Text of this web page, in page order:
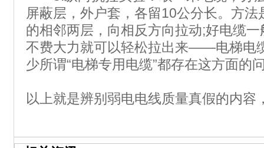
屏蔽层，外户套，各留10公分长。方
的相邻两层，向相反方向拉动;好电缆
不费大力就可以轻松拉出来——电梯电
少所谓“电梯专用电缆”都存在这方面的
以上就是辨别弱电电线质量真假的内容